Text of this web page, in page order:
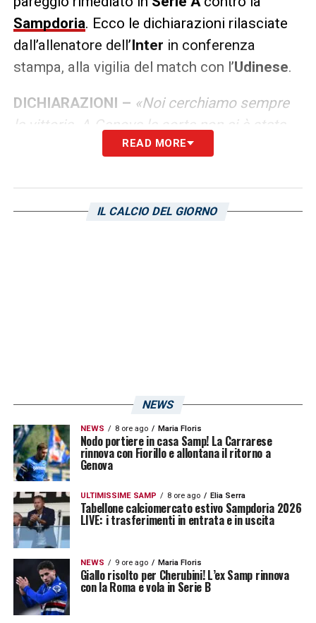
Sampdoria. Ecco le dichiarazioni rilasciate
dall’allenatore dell’Inter in conferenza
stampa, alla vigilia del match con l’Udinese.
DICHIARAZIONI – «Noi cerchiamo sempre
la vittoria. A Genova la sorte non ci è stata
amica, probabilmente dovevamo essere più
avuto l’atteggiamento giusto e ha provato a
vincere la partita fino al 95’».
READ MORE
IL CALCIO DEL GIORNO
NEWS
NEWS 8 ore ago Maria Floris
Nodo portiere in casa Samp! La Carrarese
rinnova con Fiorillo e allontana il ritorno a
Genova
ULTIMISSIME SAMP 8 ore ago Elia Serra
Tabellone calciomercato estivo Sampdoria 2026
LIVE: i trasferimenti in entrata e in uscita
NEWS 9 ore ago Maria Floris
Giallo risolto per Cherubini! L’ex Samp rinnova
con la Roma e vola in Serie B